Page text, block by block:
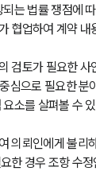
업무사례
인사이트
법률정보
률지식인
고객후기
NEWS
는 법률 쟁점에
협업하여 계약 내
검토가 필요한 사
심으로 필요한 분
소를 살펴볼 수
의뢰인에게 불리
한 경우 조항 수